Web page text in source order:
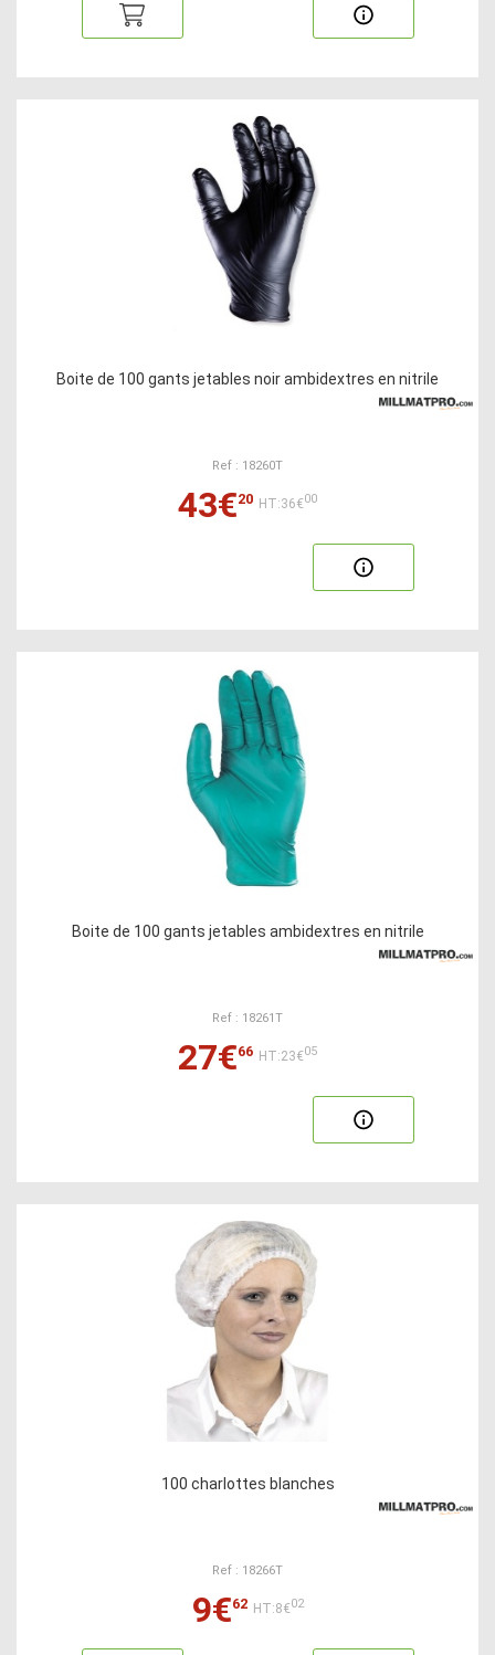
Boite de 100 gants jetables noir ambidextres en nitrile
Ref : 18260T
43€20 HT:36€00
Boite de 100 gants jetables ambidextres en nitrile
Ref : 18261T
27€66 HT:23€05
100 charlottes blanches
Ref : 18266T
9€62 HT:8€02